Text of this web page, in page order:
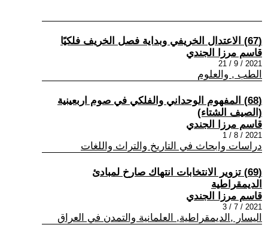
(67) الاعتدال الخريفي وبداية فصل الخريف فلكيًا
قاسم مرزا الجندي
2021 / 9 / 21
الطب , والعلوم
(68) المفهوم الوحداني والفلكي في صوم اربعينية
(الصيف الشتاء)
قاسم مرزا الجندي
2021 / 8 / 1
دراسات وابحاث في التاريخ والتراث واللغات
(69) تزوير الانتخابات انتهاك صارخ لمبادئ
الديمقراطية
قاسم مرزا الجندي
2021 / 7 / 3
اليسار ,الديمقراطية, العلمانية والتمدن في العراق